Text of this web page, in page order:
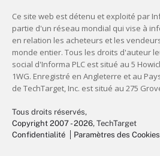
Tous droits réservés,
Copyright 2007 - 2026, TechTarget
Confidentialité
Paramètres des Cookies